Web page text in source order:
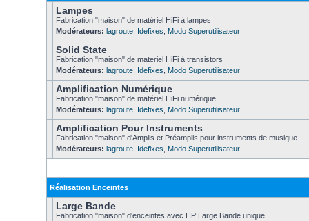
Lampes
Fabrication "maison" de matériel HiFi à lampes
Modérateurs: lagroute Idefixes Modo Superutilisateur
Solid State
Fabrication "maison" de materiel HiFi à transistors
Modérateurs: lagroute Idefixes Modo Superutilisateur
Amplification Numérique
Fabrication "maison" de matériel HiFi numérique
Modérateurs: lagroute Idefixes Modo Superutilisateur
Amplification Pour Instruments
Fabrication "maison" d'Amplis et Préamplis pour instruments de musique
Modérateurs: lagroute Idefixes Modo Superutilisateur
Réalisation Enceintes
Large Bande
Fabrication "maison" d'enceintes avec HP Large Bande unique